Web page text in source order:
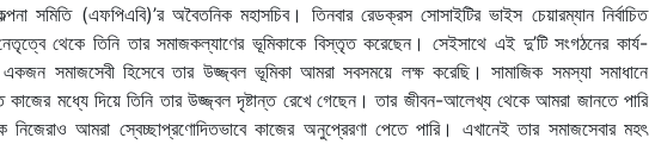
সমিতি (এফপিএবি)’র অবৈতনিক মহাসচিব। তিনবার রেডক্রস সোসাইটির ভাইস চেয়ারম্যান নির্বাচিত
থেকে তিনি তার সমাজকল্যাণের ভূমিকাকে বিস্তৃত করেছেন। সেইসাথে এই দু’টি সংগঠনের কার্য-
সমাজসেবী হিসেবে তার উজ্জ্বল ভূমিকা আমরা সবসময়ে লক্ষ করেছি। সামাজিক সমস্যা সমাধানে
কাজের মধ্যে দিয়ে তিনি তার উজ্জ্বল দৃষ্টান্ত রেখে গেছেন। তার জীবন-আলেখ্য থেকে আমরা জানতে পারি
আমরা স্বেচ্ছাপ্রণোদিতভাবে কাজের অনুপ্রেরণা পেতে পারি। এখানেই তার সমাজসেবার মহৎ